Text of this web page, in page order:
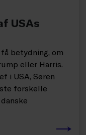
USAs
betydning, om
eller Harris.
i USA, Søren
forskelle